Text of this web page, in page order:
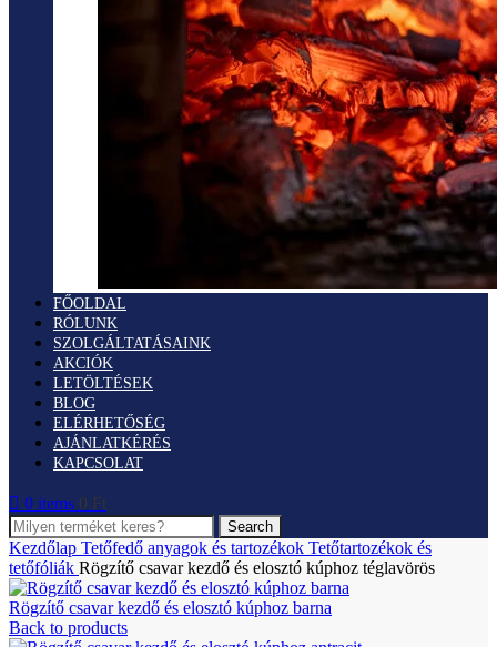
FŐOLDAL
RÓLUNK
SZOLGÁLTATÁSAINK
AKCIÓK
LETÖLTÉSEK
BLOG
ELÉRHETŐSÉG
AJÁNLATKÉRÉS
KAPCSOLAT
0 items 0 Ft
Search
Kezdőlap Tetőfedő anyagok és tartozékok Tetőtartozékok és
tetőfóliák Rögzítő csavar kezdő és elosztó kúphoz téglavörös
Rögzítő csavar kezdő és elosztó kúphoz barna
Back to products